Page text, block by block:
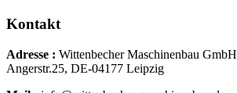
Kontakt
Adresse : Wittenbecher Maschinenbau GmbH
Angerstr.25, DE-04177 Leipzig